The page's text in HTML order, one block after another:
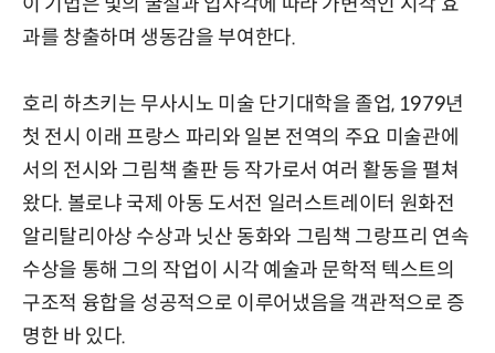
과를 창출하며 생동감을 부여한다.
호리 하츠키는 무사시노 미술 단기대학을 졸업, 1979년
첫 전시 이래 프랑스 파리와 일본 전역의 주요 미술관에
서의 전시와 그림책 출판 등 작가로서 여러 활동을 펼쳐
왔다. 볼로냐 국제 아동 도서전 일러스트레이터 원화전
알리탈리아상 수상과 닛산 동화와 그림책 그랑프리 연속
수상을 통해 그의 작업이 시각 예술과 문학적 텍스트의
구조적 융합을 성공적으로 이루어냈음을 객관적으로 증
명한 바 있다.